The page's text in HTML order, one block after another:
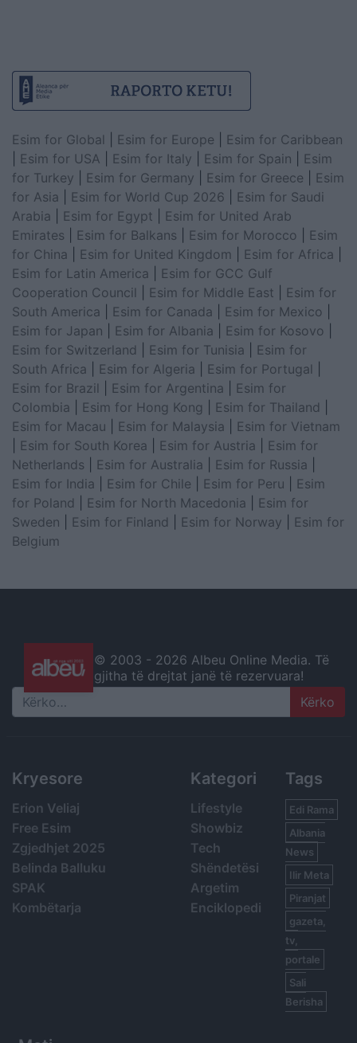
Esim for Global Esim for Europe
Esim for Caribbean
Esim for USA Esim for Italy Esim for Spain
Esim
for Turkey
Esim for Germany Esim for Greece
Esim
for Asia
Esim for World Cup 2026
Esim for Saudi
Arabia
Esim for Egypt
Esim for United Arab
Emirates
Esim for Balkans Esim for Morocco
Esim
for China
Esim for United Kingdom Esim for Africa
Esim for Latin America
Esim for GCC Gulf
Cooperation Council
Esim for Middle East
Esim for
South America
Esim for Canada Esim for Mexico
Esim for Japan
Esim for Albania Esim for Kosovo
Esim for Switzerland
Esim for Tunisia
Esim for
South Africa
Esim for Algeria Esim for Portugal
Esim for Brazil
Esim for Argentina
Esim for
Colombia
Esim for Hong Kong Esim for Thailand
Esim for Macau
Esim for Malaysia
Esim for Vietnam
Esim for South Korea Esim for Austria
Esim for
Netherlands
Esim for Australia Esim for Russia
Esim for India
Esim for Chile Esim for Peru
Esim
for Poland
Esim for North Macedonia
Esim for
Sweden
Esim for Finland Esim for Norway
Esim for
Belgium
© 2003 - 2026 Albeu Online Media. Të
gjitha të drejtat janë të rezervuara!
Search
Kryesore
Erion Veliaj
Free Esim
Zgjedhjet 2025
Belinda Balluku
SPAK
Kombëtarja
Kategori
Lifestyle
Showbiz
Tech
Shëndetësi
Argetim
Enciklopedi
Tags
Edi Rama
Albania
News
Ilir Meta
Piranjat
gazeta,
tv,
portale
Sali
Berisha